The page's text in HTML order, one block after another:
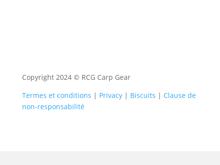
Copyright 2024 © RCG Carp Gear
Termes et conditions | Privacy| Biscuits | Clause de
non-responsabilité